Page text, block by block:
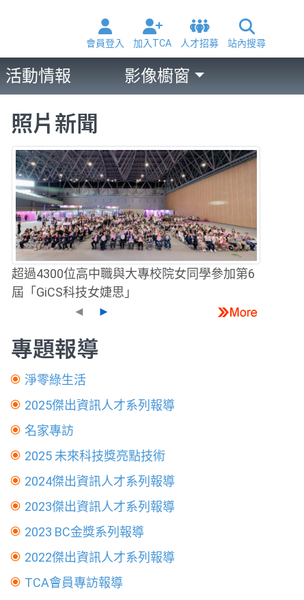
會員登入 加入TCA 人才招募 站內搜尋
活動情報 影像櫥窗
照片新聞
超過4300位高中職與大專校院女同學參加第6
屆「GiCS科技女婕思」
◄
►
專題報導
淨零綠生活
2025傑出資訊人才系列報導
名家專訪
2025 未來科技獎亮點技術
2024傑出資訊人才系列報導
2023傑出資訊人才系列報導
2023 BC金獎系列報導
2022傑出資訊人才系列報導
TCA會員專訪報導